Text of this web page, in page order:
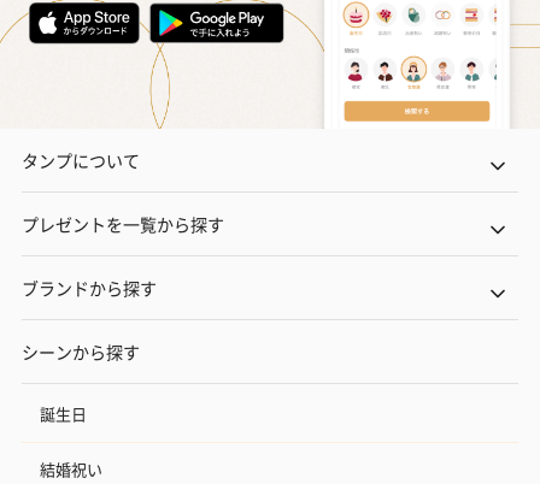
タンプについて
プレゼントを一覧から探す
ブランドから探す
シーンから探す
誕生日
結婚祝い